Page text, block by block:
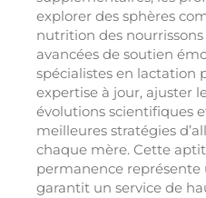
explorer des sphères
nutrition des
avancées de soutien
spécialistes en lactation
expertise à jour, ajuster
évolutions scientifiques
meilleures stratégies
chaque mère. Cette
permanence
garantit un service de